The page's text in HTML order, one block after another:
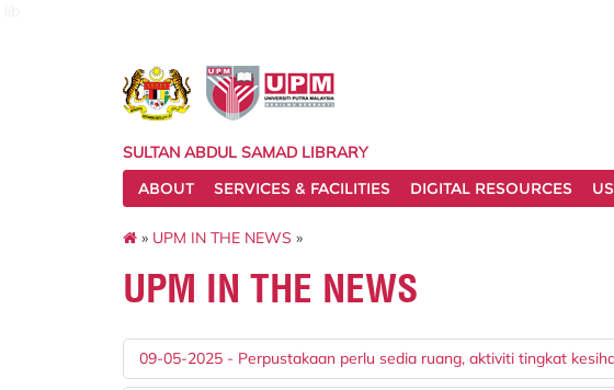
SULTAN ABDUL SAMAD LIBRARY
ABOUT
SERVICES & FACILITIES DIGITAL RESOURCES
» UPM IN THE NEWS »
UPM IN THE NEWS
09-05-2025 - Perpustakaan perlu sedia ruang, aktiviti tingkat